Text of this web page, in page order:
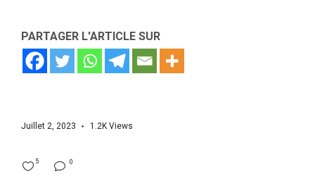
PARTAGER L'ARTICLE SUR
Juillet 2, 2023 1.2K Views
0
5